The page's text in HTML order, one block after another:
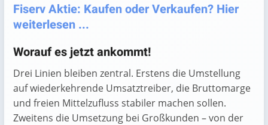
Fiserv Aktie: Kaufen oder Verkaufen? Hier
weiterlesen ...
Worauf es jetzt ankommt!
Drei Linien bleiben zentral. Erstens die Umstellung
auf wiederkehrende Umsatztreiber, die Bruttomarge
und freien Mittelzufluss stabiler machen sollen.
Zweitens die Umsetzung bei Großkunden – von der